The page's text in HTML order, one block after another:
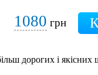
1080 грн
дорогих і